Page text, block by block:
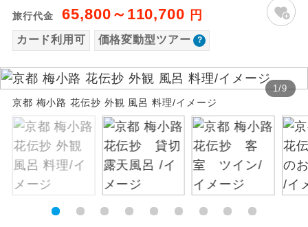
旅行代金 65,800～110,700 円
カード利用可 価格変動型ツアー
1/9
京都 梅小路 花伝抄 外観 風呂 料理/イメージ
世界遺産
ユネスコに登録されている文化遺産や自
然遺産を訪ねるコースです。
絶景スポットに立ち寄るコースです。
温泉 温泉地にも宿泊するコースです。
露天風呂
ご宿泊ホテルに露天風呂が付いていま
す。
大浴場 ご宿泊ホテルに大浴場が付いています。
お支払いについて
お支払いは、クレジットカード決済のみとな
ります。
お申し込みの最後にクレジットカード決済を
していただき、決済手続き完了をもちまし
て、ご旅行の契約が成立となります。
ご予約方法について
ウェブ限定コースとなりますので、コールセ
ンター及びカウンターでのお申し込みはでき